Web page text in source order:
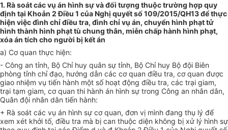
1. Rà soát các vụ án hình sự và đối tượng thuộc trường hợp quy
định tại Khoản 2 Điều 1 của Nghị quyết số 109/2015/QH13 để thực
hiện việc đình chỉ điều tra, đình chỉ vụ án, chuyển hình phạt tử
hình thành hình phạt tù chung thân, miễn chấp hành hình phạt,
xóa án tích cho người bị kết án
a) Cơ quan thực hiện:
- Công an tỉnh, Bộ Chỉ huy quân sự tỉnh, Bộ Chỉ huy Bộ đội Biên
phòng tỉnh chỉ đạo, hướng dẫn các cơ quan điều tra, cơ quan được
giao nhiệm vụ tiến hành một số hoạt động điều tra, các trại giam,
trại tạm giam, cơ quan thi hành án hình sự trong Công an nhân dân,
Quân đội nhân dân tiến hành:
+ Rà soát các vụ án hình sự cơ quan, đơn vị mình đang thụ lý để
xem xét khởi tố, điều tra mà bị can thuộc diện không bị xử lý hình sự